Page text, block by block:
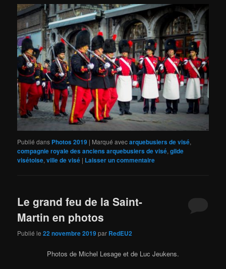
Publié dans Photos 2019 | Marqué avecarquebusiers de visé,
compagnie royale des anciens arquebusiers de visé,gilde
visétoise,ville de visé | Laisser un commentaire
Le grand feu de la Saint-
Martin en photos
Publié le22 novembre 2019par RedEU2
Photos de Michel Lesage et de Luc Jeukens.